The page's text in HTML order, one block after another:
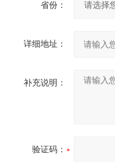
省份：
详细地址：
补充说明：
验证码：